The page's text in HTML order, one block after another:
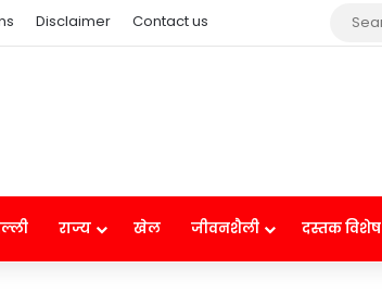
Disclaimer Contact us
राज्य खेल जीवनशैली दस्तक विशेष